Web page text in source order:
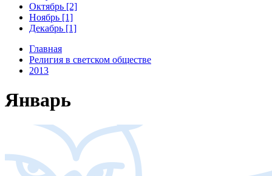
Октябрь [2]
Ноябрь [1]
Декабрь [1]
Главная
Религия в светском обществе
2013
Январь